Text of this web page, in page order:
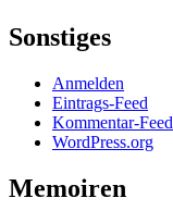
Sonstiges
Anmelden
Eintrags-Feed
Kommentar-Feed
WordPress.org
Memoiren